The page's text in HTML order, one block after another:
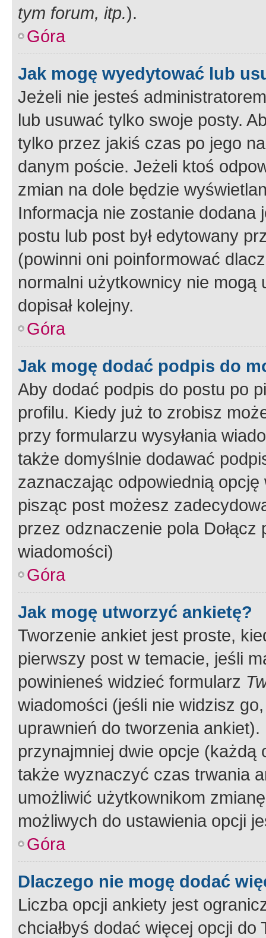
tym forum, itp.).
Góra
Jak mogę wyedytować lub
Jeżeli nie jesteś
lub usuwać tylko swoje posty.
tylko przez jakiś czas po jego
danym poście. Jeżeli ktoś
zmian na dole będzie
Informacja nie zostanie dodana
postu lub post był edytowany
(powinni oni poinformować
normalni użytkownicy nie
dopisał kolejny.
Góra
Jak mogę dodać podpis do
Aby dodać podpis do postu po
profilu. Kiedy już to zrobisz
przy formularzu wysyłania
także domyślnie dodawać
zaznaczając odpowiednią
pisząc post możesz
przez odznaczenie pola
wiadomości)
Góra
Jak mogę utworzyć ankietę?
Tworzenie ankiet jest proste,
pierwszy post w temacie, jeśli
powinieneś widzieć formularz
wiadomości (jeśli nie widzisz
uprawnień do tworzenia
przynajmniej dwie opcje
także wyznaczyć czas trwania
umożliwić użytkownikom
możliwych do ustawienia opcji
Góra
Dlaczego nie mogę dodać
Liczba opcji ankiety jest
chciałbyś dodać więcej opcji